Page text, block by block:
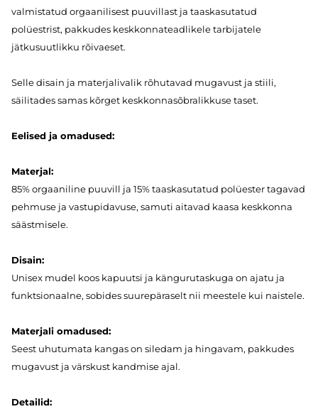
valmistatud orgaanilisest puuvillast ja taaskasutatud
polüestrist, pakkudes keskkonnateadlikele tarbijatele
jätkusuutlikku rõivaeset.
Selle disain ja materjalivalik rõhutavad mugavust ja stiili,
säilitades samas kõrget keskkonnasõbralikkuse taset.
Eelised ja omadused:
Materjal:
85% orgaaniline puuvill ja 15% taaskasutatud polüester tagavad
pehmuse ja vastupidavuse, samuti aitavad kaasa keskkonna
säästmisele.
Disain:
Unisex mudel koos kapuutsi ja kängurutaskuga on ajatu ja
funktsionaalne, sobides suurepäraselt nii meestele kui naistele.
Materjali omadused:
Seest uhutumata kangas on siledam ja hingavam, pakkudes
mugavust ja värskust kandmise ajal.
Detailid: